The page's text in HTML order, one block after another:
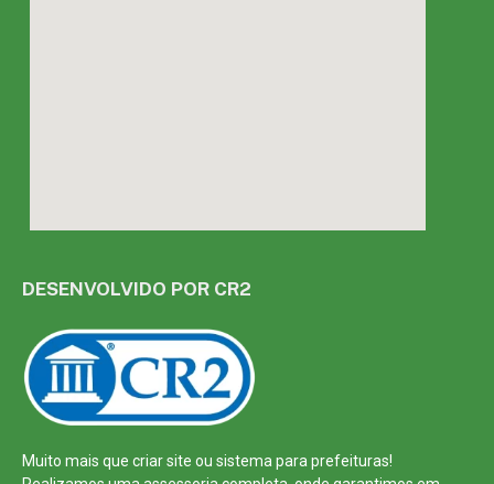
DESENVOLVIDO POR CR2
Muito mais que criar site ou sistema para prefeituras!